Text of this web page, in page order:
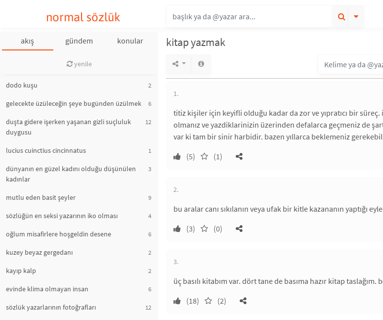
normal sözlük
akış gündem konular
yenile
dodo kuşu 2
gelecekte üzüleceğin şeye bugünden üzülmek 6
duşta gidere işerken yaşanan gizli suçluluk
duygusu
12
lucius cuinctius cincinnatus 1
dünyanın en güzel kadını olduğu düşünülen
kadınlar
3
mutlu eden basit şeyler 9
sözlüğün en seksi yazarının iko olması 4
oğlum misafirlere hoşgeldin desene 6
kuzey beyaz gergedanı 2
kayıp kalp 2
evinde klima olmayan insan 6
sözlük yazarlarının fotoğrafları 12
kitap yazmak
1.
titiz kişiler için keyifli olduğu kadar da zor ve yıpratıcı bir
olmanız ve yazdiklarinizin üzerinden defalarca geçmeniz de
var ki tam bir sinir harbidir. bazen yıllarca beklemeniz
(5)
(1)
2.
bu aralar canı sıkılanın veya ufak bir kitle kazananın yaptığı
(3)
(0)
3.
üç basılı kitabım var. dört tane de basıma hazır kitap
(18)
(2)